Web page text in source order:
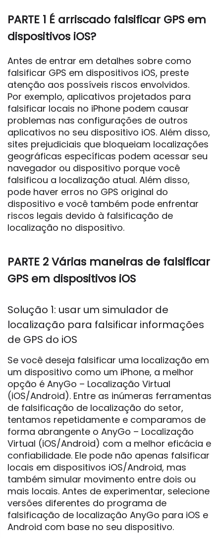
PARTE 1 É arriscado falsificar GPS em
dispositivos iOS?
Antes de entrar em detalhes sobre como
falsificar GPS em dispositivos iOS, preste
atenção aos possíveis riscos envolvidos.
Por exemplo, aplicativos projetados para
falsificar locais no iPhone podem causar
problemas nas configurações de outros
aplicativos no seu dispositivo iOS. Além disso,
sites prejudiciais que bloqueiam localizações
geográficas específicas podem acessar seu
navegador ou dispositivo porque você
falsificou a localização atual. Além disso,
pode haver erros no GPS original do
dispositivo e você também pode enfrentar
riscos legais devido à falsificação de
localização no dispositivo.
PARTE 2 Várias maneiras de falsificar
GPS em dispositivos iOS
Solução 1: usar um simulador de
localização para falsificar informações
de GPS do iOS
Se você deseja falsificar uma localização em
um dispositivo como um iPhone, a melhor
opção é AnyGo – Localização Virtual
(iOS/Android). Entre as inúmeras ferramentas
de falsificação de localização do setor,
tentamos repetidamente e comparamos de
forma abrangente o AnyGo – Localização
Virtual (iOS/Android) com a melhor eficácia e
confiabilidade. Ele pode não apenas falsificar
locais em dispositivos iOS/Android, mas
também simular movimento entre dois ou
mais locais. Antes de experimentar, selecione
versões diferentes do programa de
falsificação de localização AnyGo para iOS e
Android com base no seu dispositivo.